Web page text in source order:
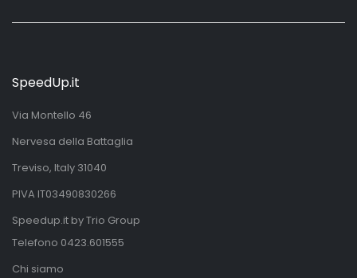
SpeedUp.it
Via Montello 46
Nervesa della Battaglia
Treviso, Italy 31040
PIVA IT03490830266
Speedup.it by Trio Group
Telefono 0423.601555
Chi siamo